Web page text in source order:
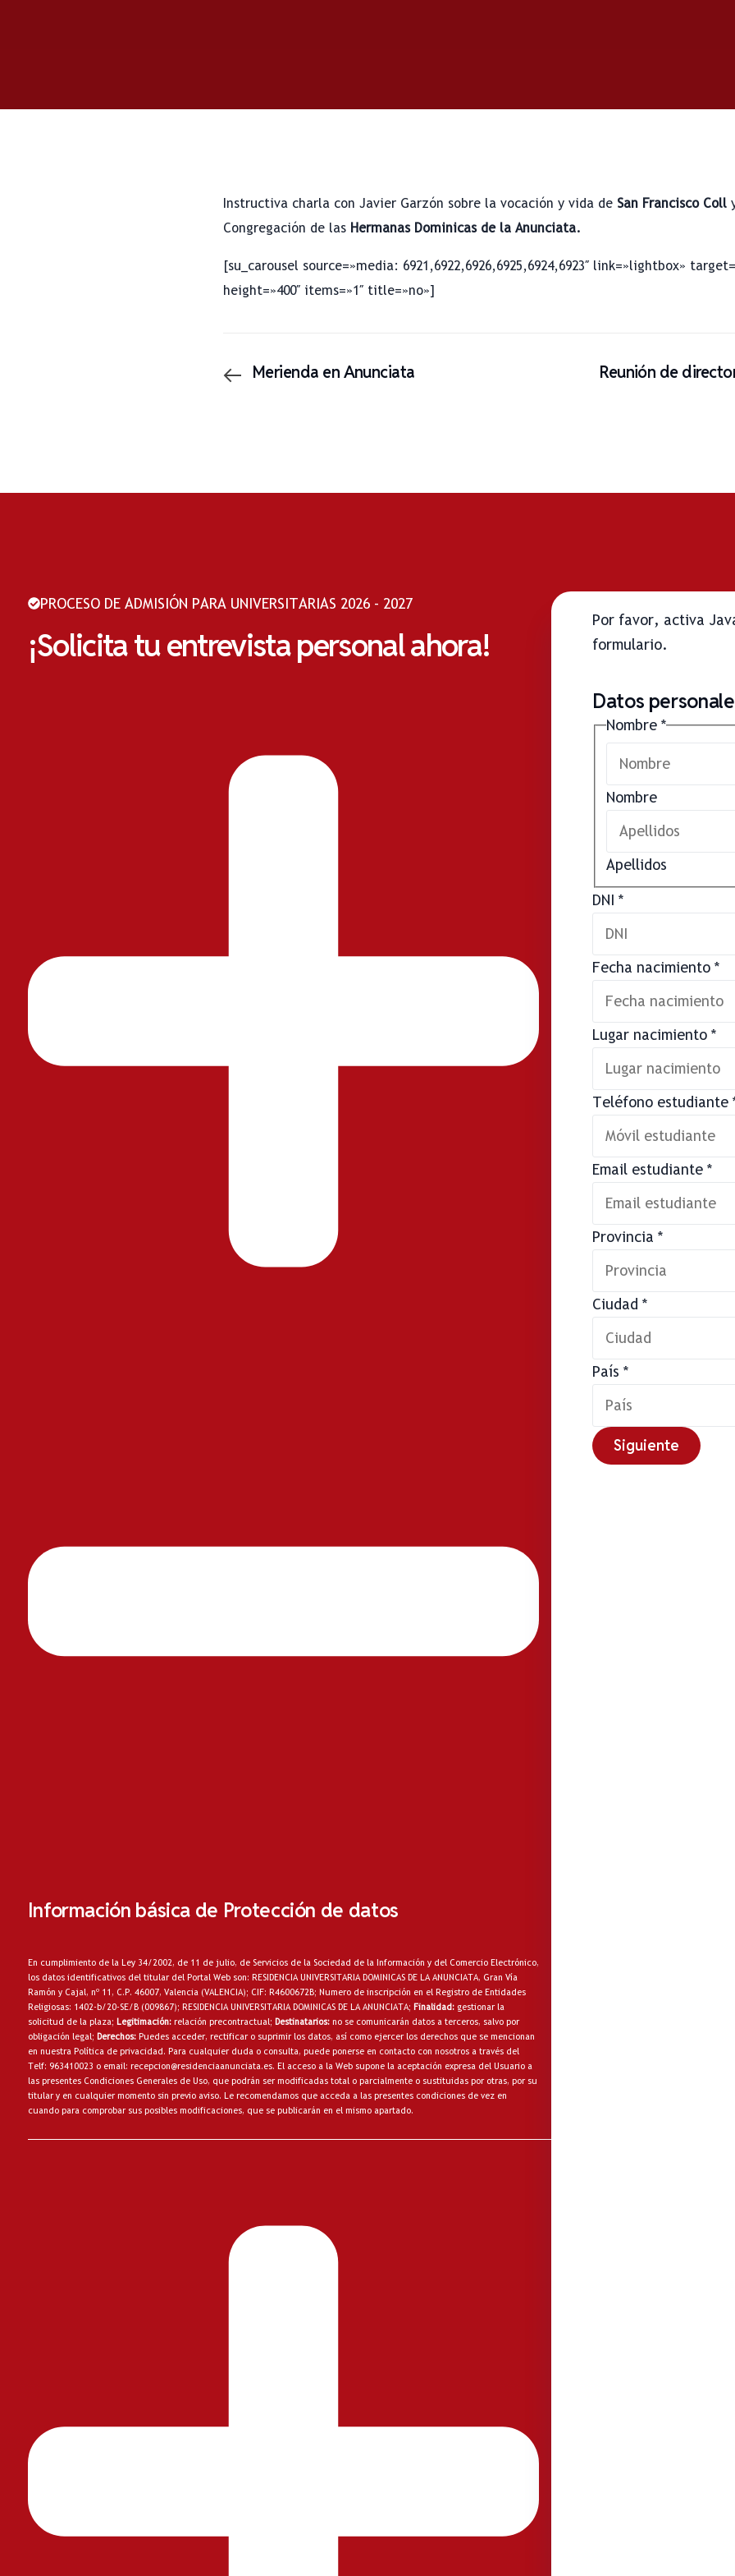
Instructiva charla con Javier Garzón sobre la vocación y vida deSan Francisco Coll
Congregación de las Hermanas Dominicas de la Anunciata.
[su_carousel source=»media: 6921,6922,6926,6925,6924,6923″ link=»lightbox»
height=»400″ items=»1″ title=»no»]
Merienda en Anunciata Reunión de
PROCESO DE ADMISIÓN PARA UNIVERSITARIAS 2026 - 2027
¡Solicita tu entrevista personal ahora!
Información básica de Protección de datos
En cumplimiento de la Ley 34/2002, de 11 de julio, de Servicios de la Sociedad de la Información y del Comercio Electrónico,
los datos identificativos del titular del Portal Web son: RESIDENCIA UNIVERSITARIA DOMINICAS DE LA ANUNCIATA, Gran Vía
Ramón y Cajal, nº 11, C.P. 46007, Valencia (VALENCIA); CIF: R4600672B; Numero de inscripción en el Registro de Entidades
Religiosas: 1402-b/20-SE/B (009867); RESIDENCIA UNIVERSITARIA DOMINICAS DE LA ANUNCIATA; Finalidad: gestionar la
solicitud de la plaza; Legitimación: relación precontractual; Destinatarios: no se comunicarán datos a terceros, salvo por
obligación legal; Derechos: Puedes acceder, rectificar o suprimir los datos, así como ejercer los derechos que se mencionan
en nuestra Política de privacidad. Para cualquier duda o consulta, puede ponerse en contacto con nosotros a través del
Telf: 963410023 o email: recepcion@residenciaanunciata.es. El acceso a la Web supone la aceptación expresa del Usuario a
las presentes Condiciones Generales de Uso, que podrán ser modificadas total o parcialmente o sustituidas por otras, por su
titular y en cualquier momento sin previo aviso. Le recomendamos que acceda a las presentes condiciones de vez en
cuando para comprobar sus posibles modificaciones, que se publicarán en el mismo apartado.
Por favor, activa
formulario.
Datos
Nombre*
Nombre
Apellidos
DNI *
Fecha nacimiento *
Lugar nacimiento *
Teléfono estudiante
Email estudiante *
Provincia *
Ciudad *
País *
Siguiente